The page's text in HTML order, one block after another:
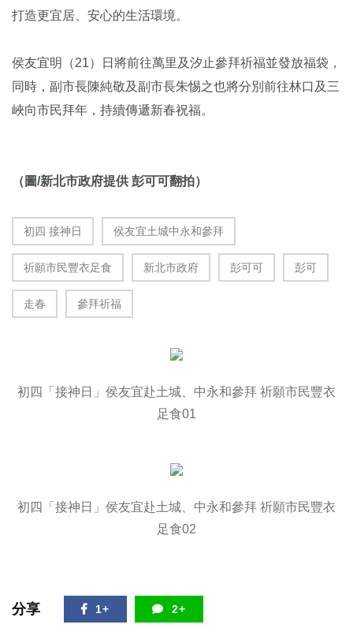
打造更宜居、安心的生活環境。
侯友宜明（21）日將前往萬里及汐止參拜祈福並發放福袋，
同時，副市長陳純敬及副市長朱惕之也將分別前往林口及三
峽向市民拜年，持續傳遞新春祝福。
（圖/新北市政府提供 彭可可翻拍）
初四 接神日 侯友宜土城中永和參拜
祈願市民豐衣足食 新北市政府 彭可可 彭可
走春 參拜祈福
初四「接神日」侯友宜赴土城、中永和參拜 祈願市民豐衣
足食01
初四「接神日」侯友宜赴土城、中永和參拜 祈願市民豐衣
足食02
分享 1+ 2+